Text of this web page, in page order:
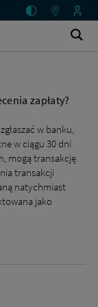
zapłaty?
w banku,
w ciągu 30 dni
mogą transakcję
transakcji
natychmiast
jako